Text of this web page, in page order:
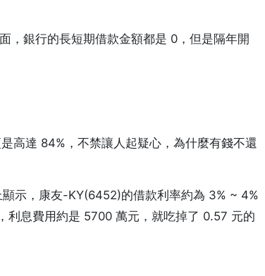
，銀行的長短期借款金額都是 0，但是隔年開
高達 84%，不禁讓人起疑心，為什麼有錢不還
示，康友-KY(6452)的借款利率約為 3% ~ 4%
利息費用約是 5700 萬元，就吃掉了 0.57 元的